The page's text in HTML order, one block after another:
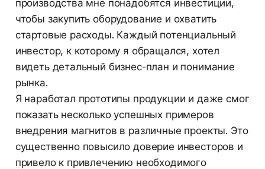
производства мне понадобятся инвестиции,
чтобы закупить оборудование и охватить
стартовые расходы. Каждый потенциальный
инвестор, к которому я обращался, хотел
видеть детальный бизнес-план и понимание
рынка.
Я наработал прототипы продукции и даже смог
показать несколько успешных примеров
внедрения магнитов в различные проекты. Это
существенно повысило доверие инвесторов и
привело к привлечению необходимого